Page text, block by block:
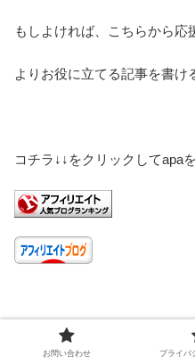
もしよければ、こちらから応
よりお役に立てる記事を書け
コチラ↓↓をクリックしてapa
お問い合わせ プライバ